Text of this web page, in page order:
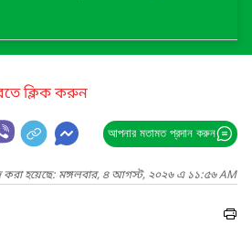
ক্লিক করুন
আপনার মতামত প্রদান করুন
করা হয়েছে: মঙ্গলবার, ৪ আগস্ট, ২০২৬ এ ১১:৫৬ AM